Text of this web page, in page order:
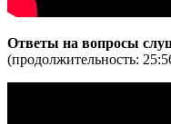
Ответы на вопросы
(продолжительность: